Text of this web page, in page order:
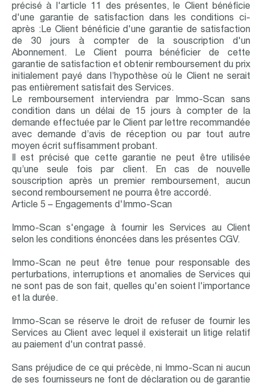
précisé à l'article 11 des présentes, le Client bénéficie
d'une garantie de satisfaction dans les conditions ci-
après :Le Client bénéficie d'une garantie de satisfaction
de 30 jours à compter de la souscription d'un
Abonnement. Le Client pourra bénéficier de cette
garantie de satisfaction et obtenir remboursement du prix
initialement payé dans l’hypothèse où le Client ne serait
pas entièrement satisfait des Services.
Le remboursement interviendra par Immo-Scan sans
condition dans un délai de 15 jours à compter de la
demande effectuée par le Client par lettre recommandée
avec demande d’avis de réception ou par tout autre
moyen écrit suffisamment probant.
Il est précisé que cette garantie ne peut être utilisée
qu’une seule fois par client. En cas de nouvelle
souscription après un premier remboursement, aucun
second remboursement ne pourra être accordé.
Article 5 – Engagements d'Immo-Scan
Immo-Scan s'engage à fournir les Services au Client
selon les conditions énoncées dans les présentes CGV.
Immo-Scan ne peut être tenue pour responsable des
perturbations, interruptions et anomalies de Services qui
ne sont pas de son fait, quelles qu'en soient l'importance
et la durée.
Immo-Scan se réserve le droit de refuser de fournir les
Services au Client avec lequel il existerait un litige relatif
au paiement d'un contrat passé.
Sans préjudice de ce qui précède, ni Immo-Scan ni aucun
de ses fournisseurs ne font de déclaration ou de garantie